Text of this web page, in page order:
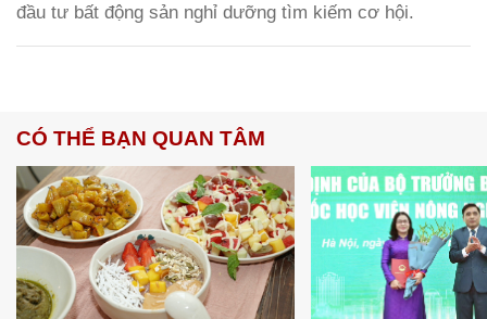
đầu tư bất động sản nghỉ dưỡng tìm kiếm cơ hội.
CÓ THỂ BẠN QUAN TÂM